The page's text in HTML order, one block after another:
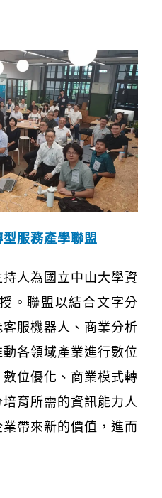
服務產學聯盟
人為國立中山大學資
。聯盟以結合文字分
服機器人、商業分析
各領域產業進行數位
位優化、商業模式轉
育所需的資訊能力人
帶來新的價值，進而